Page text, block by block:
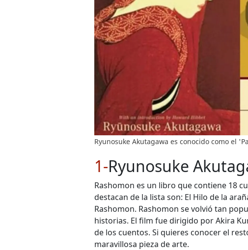
Ryunosuke Akutagawa es conocido como el
1-Ryunosuke
Rashomon es un libro que contiene 18
destacan de la lista son: El Hilo de la
Rashomon. Rashomon se volvió tan
historias. El film fue dirigido por Akira
de los cuentos. Si quieres conocer el
maravillosa pieza de arte.